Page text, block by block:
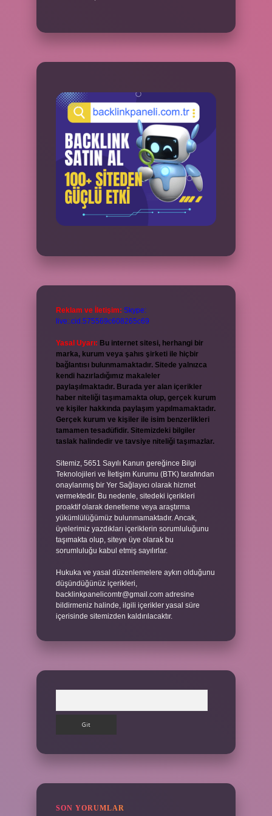
Reklam ve İletişim: Skype:
live:.cid.575569c608265c69
Yasal Uyarı: Bu internet sitesi, herhangi bir
marka, kurum veya şahıs şirketi ile hiçbir
bağlantısı bulunmamaktadır. Sitede yalnızca
kendi hazırladığımız makaleler
paylaşılmaktadır. Burada yer alan içerikler
haber niteliği taşımamakta olup, gerçek kurum
ve kişiler hakkında paylaşım yapılmamaktadır.
Gerçek kurum ve kişiler ile isim benzerlikleri
tamamen tesadüfidir. Sitemizdeki bilgiler
taslak halindedir ve tavsiye niteliği taşımazlar.
Sitemiz, 5651 Sayılı Kanun gereğince Bilgi
Teknolojileri ve İletişim Kurumu (BTK) tarafından
onaylanmış bir Yer Sağlayıcı olarak hizmet
vermektedir. Bu nedenle, sitedeki içerikleri
proaktif olarak denetleme veya araştırma
yükümlülüğümüz bulunmamaktadır. Ancak,
üyelerimiz yazdıkları içeriklerin sorumluluğunu
taşımakta olup, siteye üye olarak bu
sorumluluğu kabul etmiş sayılırlar.
Hukuka ve yasal düzenlemelere aykırı olduğunu
düşündüğünüz içerikleri,
backlinkpanelicomtr@gmail.com adresine
bildirmeniz halinde, ilgili içerikler yasal süre
içerisinde sitemizden kaldırılacaktır.
SON YORUMLAR